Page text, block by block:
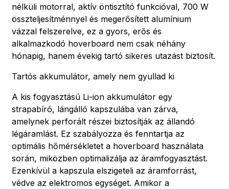
nélküli motorral, aktív öntisztító funkcióval, 700 W
összteljesítménnyel és megerősített alumínium
vázzal felszerelve, ez a gyors, erős és
alkalmazkodó hoverboard nem csak néhány
hónapig, hanem évekig tartó sikeres utazást biztosít.
Tartós akkumulátor, amely nem gyullad ki
A kis fogyasztású Li-ion akkumulátor egy
strapabíró, lángálló kapszulába van zárva,
amelynek perforált részei biztosítják az állandó
légáramlást. Ez szabályozza és fenntartja az
optimális hőmérsékletet a hoverboard használata
során, miközben optimalizálja az áramfogyasztást.
Ezenkívül a kapszula elszigeteli az áramforrást,
védve az elektromos egységet. Amikor a